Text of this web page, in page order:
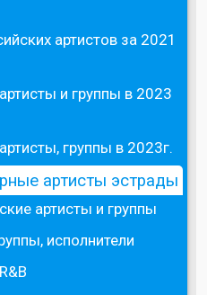
артистов за 2021
и группы в 2023
группы в 2023г.
артисты эстрады
артисты и группы
исполнители